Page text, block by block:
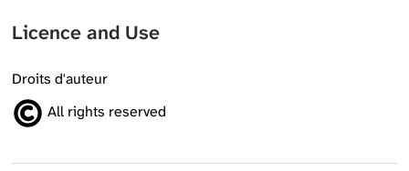
Licence and Use
Droits d'auteur
All rights reserved